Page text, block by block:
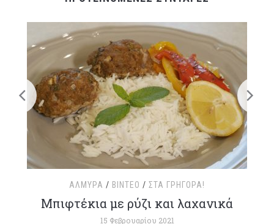
ΑΛΜΥΡΆ / ΒΊΝΤΕΟ / ΣΤΑ ΓΡΉΓΟΡΑ!
Μπιφτέκια με ρύζι και λαχανικά
15 Φεβρουαρίου 2021